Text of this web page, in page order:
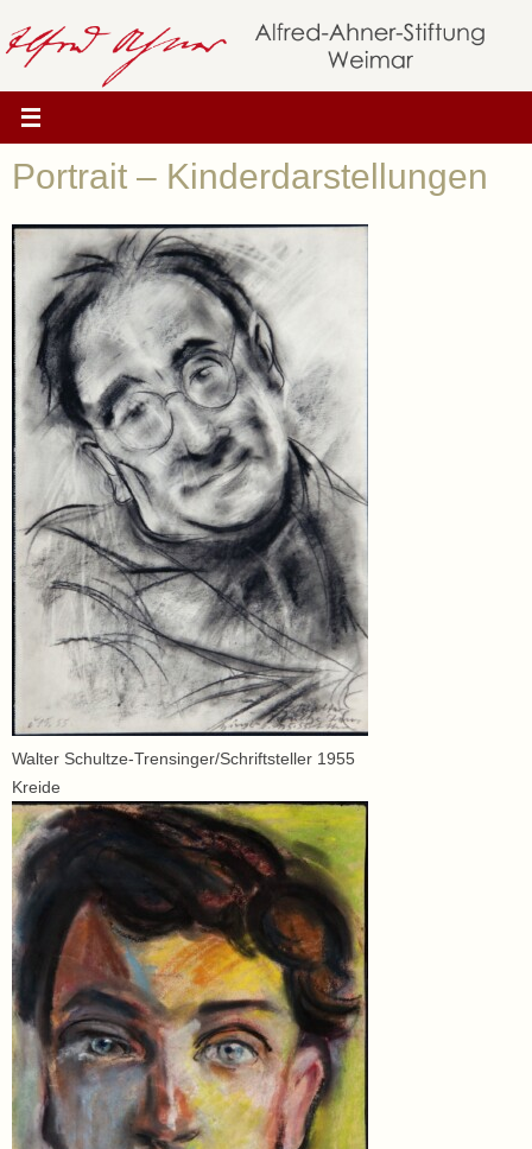
Inhalt
springen
Portrait – Kinderdarstellungen
Walter Schultze-Trensinger/Schriftsteller 1955
Kreide